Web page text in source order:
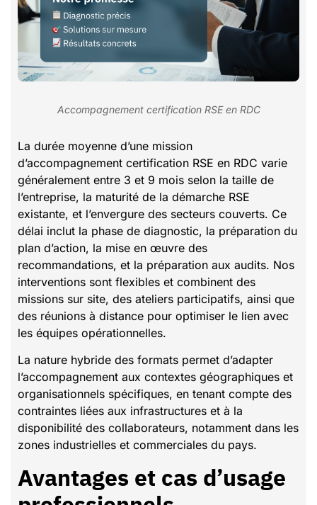
Accompagnement certification RSE en RDC
La durée moyenne d’une mission
d’accompagnement certification RSE en RDC varie
généralement entre 3 et 9 mois selon la taille de
l’entreprise, la maturité de la démarche RSE
existante, et l’envergure des secteurs couverts. Ce
délai inclut la phase de diagnostic, la préparation du
plan d’action, la mise en œuvre des
recommandations, et la préparation aux audits. Nos
interventions sont flexibles et combinent des
missions sur site, des ateliers participatifs, ainsi que
des réunions à distance pour optimiser le lien avec
les équipes opérationnelles.
La nature hybride des formats permet d’adapter
l’accompagnement aux contextes géographiques et
organisationnels spécifiques, en tenant compte des
contraintes liées aux infrastructures et à la
disponibilité des collaborateurs, notamment dans les
zones industrielles et commerciales du pays.
Avantages et cas d’usage